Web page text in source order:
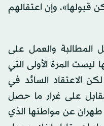
وإن اعتقالهم
والعمل على
ليست المرة الأولى التي
الاعتقاد السائد في
على غرار ما حصل
عن مواطنها الذي